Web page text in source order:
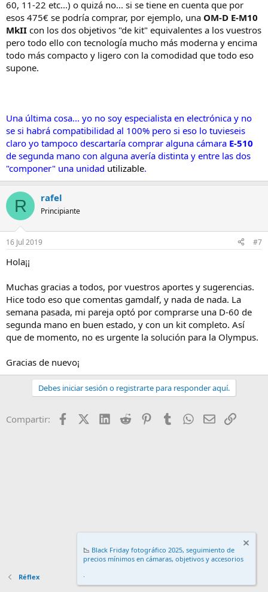
60, 11-22 etc...) o quizá no... si se tiene en cuenta que por
esos 475€ se podría comprar, por ejemplo, una OM-D E-M10
MkII con los dos objetivos "de kit" equivalentes a los vuestros
pero todo ello con tecnología mucho más moderna y encima
todo más compacto y ligero con la comodidad que todo eso
supone.
Una última cosa... yo no soy especialista en electrónica y no
se si habrá compatibilidad al 100% pero si eso lo tuvieseis
claro yo tampoco descartaría comprar alguna cámara E-510
de segunda mano con alguna avería distinta y entre las dos
"componer" una unidad utilizable.
R rafel
Principiante
16 Jul 2019 #7
Hola¡¡
Muchas gracias a todos, por vuestros aportes y sugerencias.
Hice todo eso que comentas gamdalf, y nada de nada. La
semana pasada, mi pareja optó por comprarse una D-60 de
segunda mano en buen estado, y con un kit completo. Así
que de momento, no es urgente la solución para la Olympus.
Gracias de nuevo¡
Debes iniciar sesión o registrarte para responder aquí.
Compartir: FacebookX (Twitter)
LinkedIn
Reddit PinterestTumblr WhatsApp
EmailEnlace
Réflex
📉 Black Friday fotográfico 2025, seguimiento de
precios mínimos en cámaras, objetivos y accesorios
.